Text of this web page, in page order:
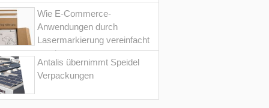
Wie E-Commerce-
Anwendungen durch
Lasermarkierung vereinfacht
werden
Antalis übernimmt Speidel
Verpackungen